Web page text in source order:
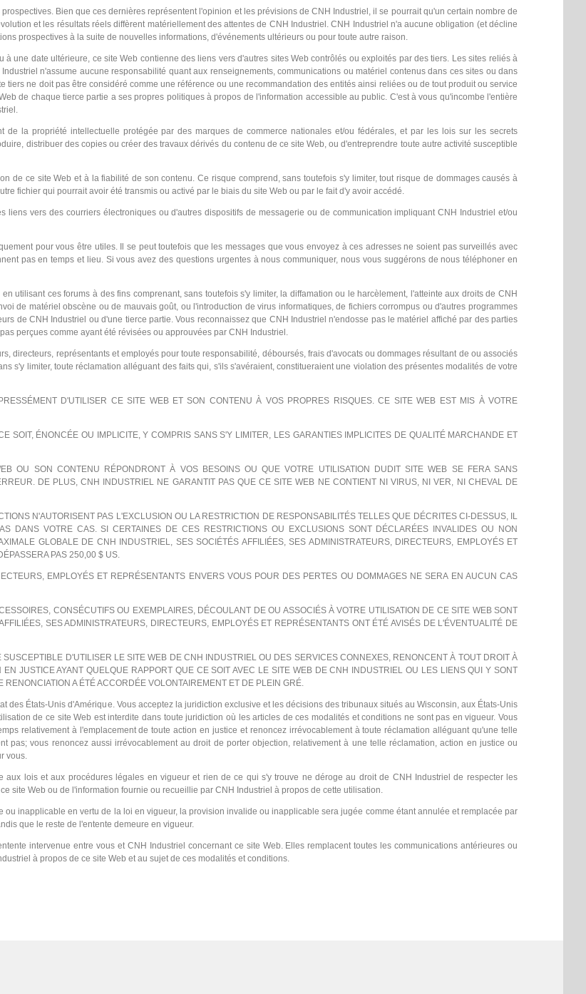
Bien que ces dernières représentent l'opinion et les prévisions de CNH Industriel, il se pourrait qu'un certain nombre de
et les résultats réels diffèrent matériellement des attentes de CNH Industriel. CNH Industriel n'a aucune obligation (et décline
prospectives à la suite de nouvelles informations, d'événements ultérieurs ou pour toute autre raison.
une date ultérieure, ce site Web contienne des liens vers d'autres sites Web contrôlés ou exploités par des tiers. Les sites reliés à
n'assume aucune responsabilité quant aux renseignements, communications ou matériel contenus dans ces sites ou dans
tiers ne doit pas être considéré comme une référence ou une recommandation des entités ainsi reliées ou de tout produit ou service
de chaque tierce partie a ses propres politiques à propos de l'information accessible au public. C'est à vous qu'incombe l'entière
la propriété intellectuelle protégée par des marques de commerce nationales et/ou fédérales, et par les lois sur les secrets
distribuer des copies ou créer des travaux dérivés du contenu de ce site Web, ou d'entreprendre toute autre activité susceptible
de ce site Web et à la fiabilité de son contenu. Ce risque comprend, sans toutefois s'y limiter, tout risque de dommages causés à
fichier qui pourrait avoir été transmis ou activé par le biais du site Web ou par le fait d'y avoir accédé.
liens vers des courriers électroniques ou d'autres dispositifs de messagerie ou de communication impliquant CNH Industriel et/ou
pour vous être utiles. Il se peut toutefois que les messages que vous envoyez à ces adresses ne soient pas surveillés avec
pas en temps et lieu. Si vous avez des questions urgentes à nous communiquer, nous vous suggérons de nous téléphoner en
utilisant ces forums à des fins comprenant, sans toutefois s'y limiter, la diffamation ou le harcèlement, l'atteinte aux droits de CNH
de matériel obscène ou de mauvais goût, ou l'introduction de virus informatiques, de fichiers corrompus ou d'autres programmes
de CNH Industriel ou d'une tierce partie. Vous reconnaissez que CNH Industriel n'endosse pas le matériel affiché par des parties
perçues comme ayant été révisées ou approuvées par CNH Industriel.
directeurs, représentants et employés pour toute responsabilité, déboursés, frais d'avocats ou dommages résultant de ou associés
s'y limiter, toute réclamation alléguant des faits qui, s'ils s'avéraient, constitueraient une violation des présentes modalités de votre
D'UTILISER CE SITE WEB ET SON CONTENU À VOS PROPRES RISQUES. CE SITE WEB EST MIS À VOTRE
SOIT, ÉNONCÉE OU IMPLICITE, Y COMPRIS SANS S'Y LIMITER, LES GARANTIES IMPLICITES DE QUALITÉ MARCHANDE ET
OU SON CONTENU RÉPONDRONT À VOS BESOINS OU QUE VOTRE UTILISATION DUDIT SITE WEB SE FERA SANS
DE PLUS, CNH INDUSTRIEL NE GARANTIT PAS QUE CE SITE WEB NE CONTIENT NI VIRUS, NI VER, NI CHEVAL DE
N'AUTORISENT PAS L'EXCLUSION OU LA RESTRICTION DE RESPONSABILITÉS TELLES QUE DÉCRITES CI-DESSUS, IL
DANS VOTRE CAS. SI CERTAINES DE CES RESTRICTIONS OU EXCLUSIONS SONT DÉCLARÉES INVALIDES OU NON
GLOBALE DE CNH INDUSTRIEL, SES SOCIÉTÉS AFFILIÉES, SES ADMINISTRATEURS, DIRECTEURS, EMPLOYÉS ET
PAS 250,00 $ US.
EMPLOYÉS ET REPRÉSENTANTS ENVERS VOUS POUR DES PERTES OU DOMMAGES NE SERA EN AUCUN CAS
CONSÉCUTIFS OU EXEMPLAIRES, DÉCOULANT DE OU ASSOCIÉS À VOTRE UTILISATION DE CE SITE WEB SONT
SES ADMINISTRATEURS, DIRECTEURS, EMPLOYÉS ET REPRÉSENTANTS ONT ÉTÉ AVISÉS DE L'ÉVENTUALITÉ DE
D'UTILISER LE SITE WEB DE CNH INDUSTRIEL OU DES SERVICES CONNEXES, RENONCENT À TOUT DROIT À
JUSTICE AYANT QUELQUE RAPPORT QUE CE SOIT AVEC LE SITE WEB DE CNH INDUSTRIEL OU LES LIENS QUI Y SONT
A ÉTÉ ACCORDÉE VOLONTAIREMENT ET DE PLEIN GRÉ.
des États-Unis d'Amérique. Vous acceptez la juridiction exclusive et les décisions des tribunaux situés au Wisconsin, aux États-Unis
de ce site Web est interdite dans toute juridiction où les articles de ces modalités et conditions ne sont pas en vigueur. Vous
relativement à l'emplacement de toute action en justice et renoncez irrévocablement à toute réclamation alléguant qu'une telle
pas; vous renoncez aussi irrévocablement au droit de porter objection, relativement à une telle réclamation, action en justice ou
vous.
lois et aux procédures légales en vigueur et rien de ce qui s'y trouve ne déroge au droit de CNH Industriel de respecter les
site Web ou de l'information fournie ou recueillie par CNH Industriel à propos de cette utilisation.
inapplicable en vertu de la loi en vigueur, la provision invalide ou inapplicable sera jugée comme étant annulée et remplacée par
que le reste de l'entente demeure en vigueur.
intervenue entre vous et CNH Industriel concernant ce site Web. Elles remplacent toutes les communications antérieures ou
à propos de ce site Web et au sujet de ces modalités et conditions.